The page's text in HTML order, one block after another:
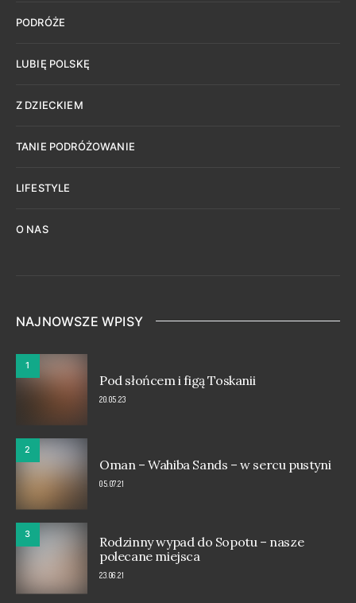
PODRÓŻE
LUBIĘ POLSKĘ
Z DZIECKIEM
TANIE PODRÓŻOWANIE
LIFESTYLE
O NAS
NAJNOWSZE WPISY
1
Pod słońcem i figą Toskanii
20.05.23
2
Oman – Wahiba Sands – w sercu pustyni
05.07.21
3
Rodzinny wypad do Sopotu – nasze
polecane miejsca
23.06.21